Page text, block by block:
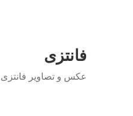
فانتزی
عکس و تصاویر فانتزی